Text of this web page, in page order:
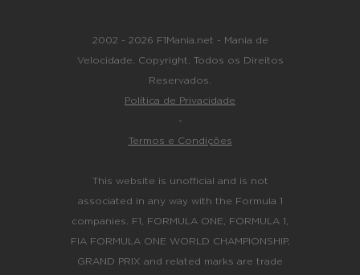
2002 - 2026 F1Mania.net - Mania de
Velocidade. Copyright. Todos os Direitos
Reservados.
Política de Privacidade
-
Termos e Condições
This website is unofficial and is not
associated in any way with the Formula 1
companies. F1, FORMULA ONE, FORMULA 1,
FIA FORMULA ONE WORLD CHAMPIONSHIP,
GRAND PRIX and related marks are trade